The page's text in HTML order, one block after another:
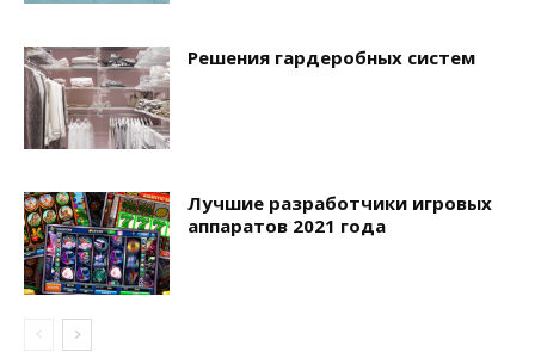
Решения гардеробных систем
Лучшие разработчики игровых
аппаратов 2021 года